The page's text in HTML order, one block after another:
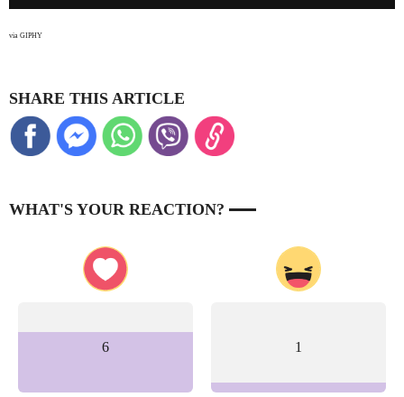
via GIPHY
SHARE THIS ARTICLE
WHAT'S YOUR REACTION?
6 1